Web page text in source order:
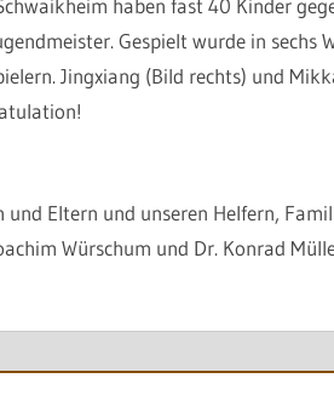
haben fast 40 Kinder
Gespielt wurde in sechs
Jingxiang (Bild rechts) und
Eltern und unseren Helfern,
Würschum und Dr. Konrad